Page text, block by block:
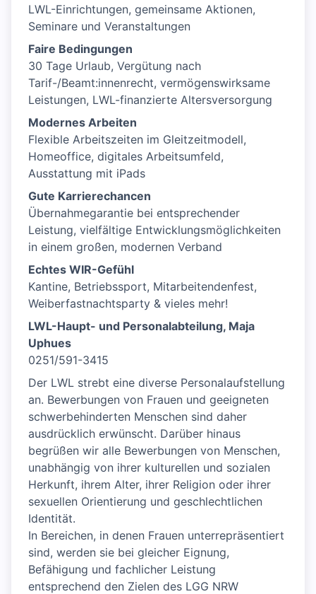
LWL-Einrichtungen, gemeinsame Aktionen,
Seminare und Veranstaltungen
Faire Bedingungen
30 Tage Urlaub, Vergütung nach
Tarif-/Beamt:innenrecht, vermögenswirksame
Leistungen, LWL-finanzierte Altersversorgung
Modernes Arbeiten
Flexible Arbeitszeiten im Gleitzeitmodell,
Homeoffice, digitales Arbeitsumfeld,
Ausstattung mit iPads
Gute Karrierechancen
Übernahmegarantie bei entsprechender
Leistung, vielfältige Entwicklungsmöglichkeiten
in einem großen, modernen Verband
Echtes WIR-Gefühl
Kantine, Betriebssport, Mitarbeitendenfest,
Weiberfastnachtsparty & vieles mehr!
LWL-Haupt- und Personalabteilung, Maja
Uphues
0251/591-3415
Der LWL strebt eine diverse Personalaufstellung
an. Bewerbungen von Frauen und geeigneten
schwerbehinderten Menschen sind daher
ausdrücklich erwünscht. Darüber hinaus
begrüßen wir alle Bewerbungen von Menschen,
unabhängig von ihrer kulturellen und sozialen
Herkunft, ihrem Alter, ihrer Religion oder ihrer
sexuellen Orientierung und geschlechtlichen
Identität.
In Bereichen, in denen Frauen unterrepräsentiert
sind, werden sie bei gleicher Eignung,
Befähigung und fachlicher Leistung
entsprechend den Zielen des LGG NRW